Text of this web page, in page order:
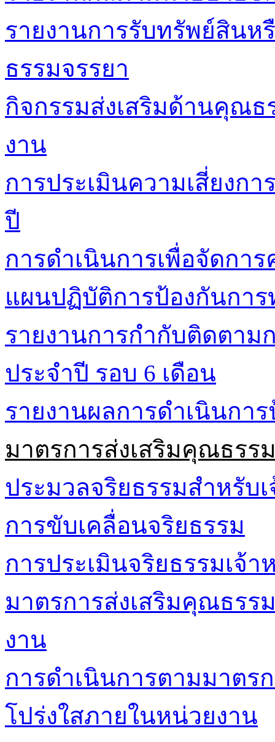
รายงานการรับทรัพย์สินห
ธรรมจรรยา
กิจกรรมส่งเสริมด้านคุณธ
งาน
การประเมินความเสี่ยงก
ปี
การดำเนินการเพื่อจัดกา
แผนปฏิบัติการป้องกันการ
รายงานการกำกับติดตาม
ประจำปี รอบ 6 เดือน
รายงานผลการดำเนินกา
มาตรการส่งเสริมคุณธรร
ประมวลจริยธรรมสำหรับ
การขับเคลื่อนจริยธรรม
การประเมินจริยธรรมเจ้
มาตรการส่งเสริมคุณธรร
งาน
การดำเนินการตามมาตร
โปร่งใสภายในหน่วยงาน